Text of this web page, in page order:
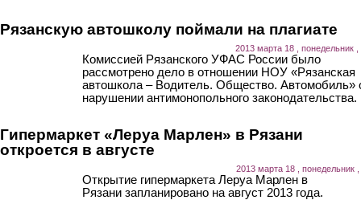
Рязанскую автошколу поймали на плагиате
2013 марта 18 , понедельник ,
Комиссией Рязанского УФАС России было
рассмотрено дело в отношении НОУ «Рязанская
автошкола – Водитель. Общество. Автомобиль»
нарушении антимонопольного законодательства.
Гипермаркет «Леруа Марлен» в Рязани
откроется в августе
2013 марта 18 , понедельник ,
Открытие гипермаркета Леруа Марлен в
Рязани запланировано на август 2013 года.